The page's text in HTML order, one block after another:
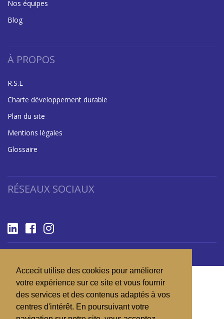
Accecit utilise des cookies pour améliorer
votre expérience sur ce site et vous fournir
des services et des contenus adaptés à vos
centres d'intérêt. En poursuivant votre
Nos équipes
Blog
À PROPOS
R.S.E
Charte développement durable
Plan du site
Mentions légales
Glossaire
RÉSEAUX SOCIAUX